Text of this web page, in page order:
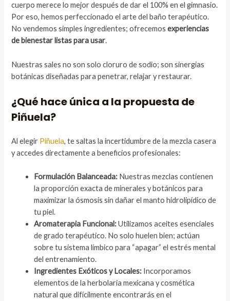
cuerpo merece lo mejor después de dar el 100% en el gimnasio.
Por eso, hemos perfeccionado el arte del baño terapéutico.
No vendemos simples ingredientes; ofrecemosexperiencias
de bienestar listas para usar.
Nuestras sales no son solo cloruro de sodio; son sinergias
botánicas diseñadas para penetrar, relajar y restaurar.
¿Qué hace única a la propuesta de
Piñuela?
Al elegir Piñuela, te saltas la incertidumbre de la mezcla casera
y accedes directamente a beneficios profesionales:
Formulación Balanceada: Nuestras mezclas contienen
la proporción exacta de minerales y botánicos para
maximizar la ósmosis sin dañar el manto hidrolipídico de
tu piel.
Aromaterapia Funcional:Utilizamos aceites esenciales
de grado terapéutico. No solo huelen bien; actúan
sobre tu sistema límbico para “apagar” el estrés mental
del entrenamiento.
Ingredientes Exóticos y Locales: Incorporamos
elementos de la herbolaria mexicana y cosmética
natural que difícilmente encontrarás en el